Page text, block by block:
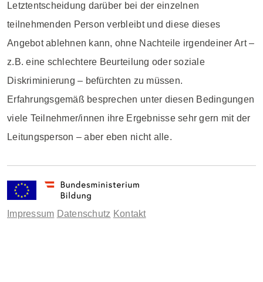
Letztentscheidung darüber bei der einzelnen
teilnehmenden Person verbleibt und diese dieses
Angebot ablehnen kann, ohne Nachteile irgendeiner Art –
z.B. eine schlechtere Beurteilung oder soziale
Diskriminierung – befürchten zu müssen.
Erfahrungsgemäß besprechen unter diesen Bedingungen
viele Teilnehmer/innen ihre Ergebnisse sehr gern mit der
Leitungsperson – aber eben nicht alle.
Impressum Datenschutz Kontakt